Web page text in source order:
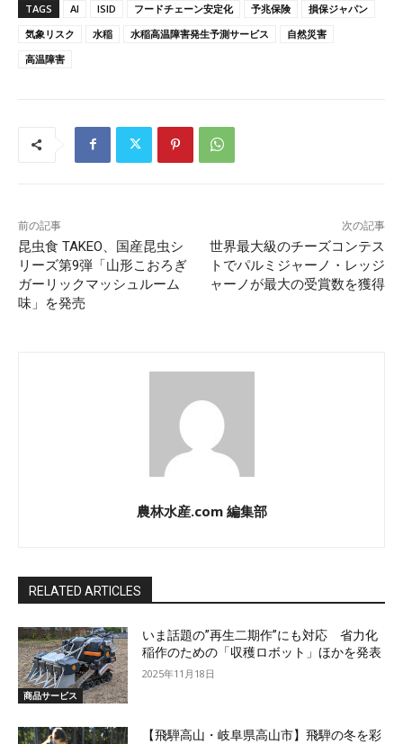
TAGS AI ISID フードチェーン安定化 予兆保険
損保ジャパン
気象リスク
水稲 水稲高温障害発生予測サービス
自然災害
高温障害
前の記事
昆虫食 TAKEO、国産昆虫シ
リーズ第9弾「山形こおろぎ
ガーリックマッシュルーム
味」を発売
次の記事
世界最大級のチーズコンテス
トでパルミジャーノ・レッジ
ャーノが最大の受賞数を獲得
農林水産.com 編集部
RELATED ARTICLES
商品サービス
いま話題の”再生二期作”にも対応 省力化
稲作のための「収穫ロボット」ほかを発表
2025年11月18日
【飛騨高山・岐阜県高山市】飛騨の冬を彩